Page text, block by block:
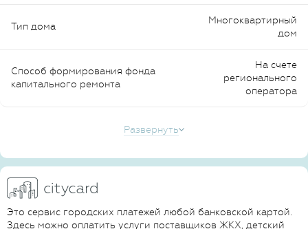
Тип дома
Многоквартирный
дом
Способ формирования фонда
капитального ремонта
На счете
регионального
оператора
Развернуть
Это сервис городских платежей любой банковской картой.
Здесь можно оплатить услуги поставщиков ЖКХ, детский